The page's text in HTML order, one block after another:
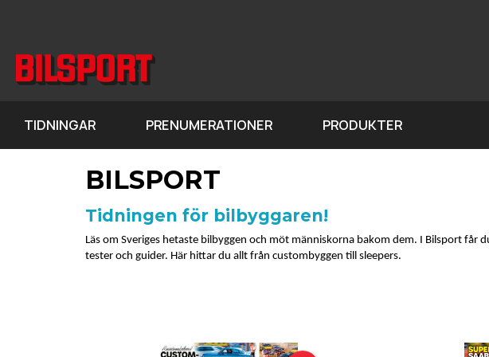
TIDNINGAR PRENUMERATIONER PRODUKTER
BILSPORT
Tidningen för bilbyggaren!
Läs om Sveriges hetaste bilbyggen och möt människorna bakom dem. I Bilsport
tester och guider. Här hittar du allt från custombyggen till sleepers.